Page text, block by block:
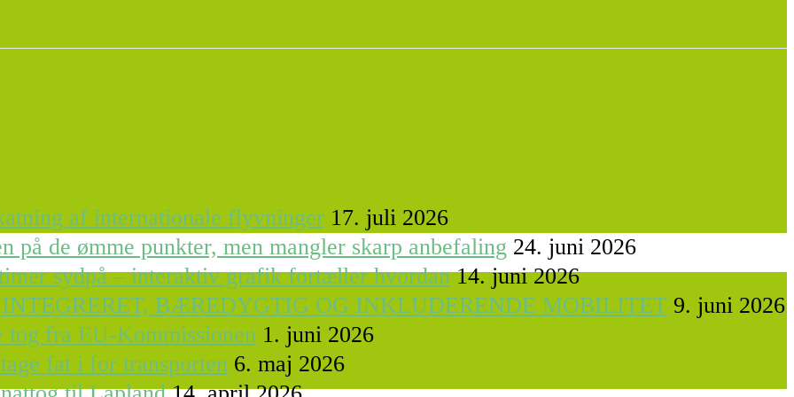
af internationale flyvninger 17. juli 2026
de ømme punkter, men mangler skarp anbefaling 24. juni 2026
sydpå – interaktiv grafik fortæller hvordan 14. juni 2026
BÆREDYGTIG OG INKLUDERENDE MOBILITET 9. juni 2026
tog fra EU-Kommissionen 1. juni 2026
fat i for transporten 6. maj 2026